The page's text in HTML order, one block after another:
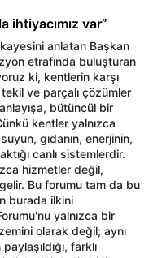
ihtiyacımız var”
anlatan Başkan
etrafında buluşturan
ki, kentlerin karşı
ve parçalı çözümler
bütüncül bir
kentler yalnızca
gıdanın, enerjinin,
canlı sistemlerdir.
hizmetler değil,
Bu forumu tam da bu
burada ilkini
yalnızca bir
olarak değil; aynı
farklı